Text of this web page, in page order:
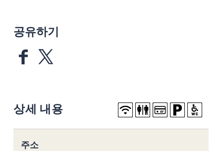
공유하기
상세 내용
주소